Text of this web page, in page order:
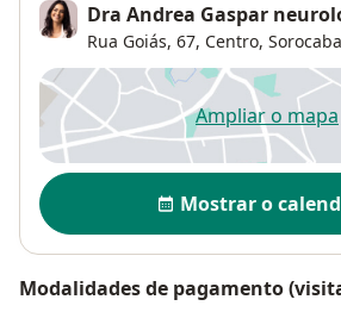
Dra Andrea Gaspar
Rua Goiás, 67, Centro, Sorocaba
Ampliar o mapa
abre
Disponibilidade
Mostrar o
Modalidades de pagamento